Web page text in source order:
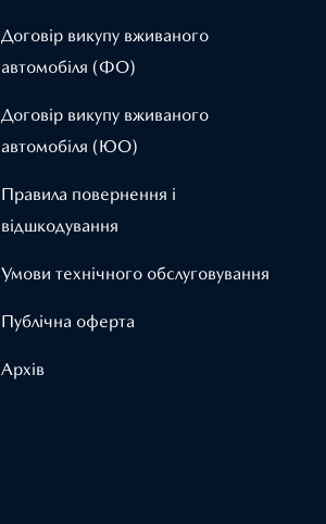
Договір викупу вживаного
автомобіля (ФО)
Договір викупу вживаного
автомобіля (ЮО)
Правила повернення і
відшкодування
Умови технічного обслуговування
Публічна оферта
Архів